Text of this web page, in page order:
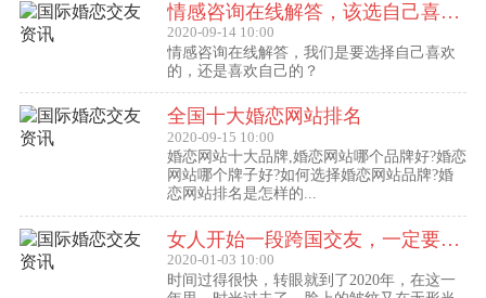
情感咨询在线解答，该选自己喜欢的,还是喜欢自己的？
2020-09-14 10:00
情感咨询在线解答，我们是要选择自己喜欢
的，还是喜欢自己的？
全国十大婚恋网站排名
2020-09-15 10:00
婚恋网站十大品牌,婚恋网站哪个品牌好?婚恋
网站哪个牌子好?如何选择婚恋网站品牌?婚
恋网站排名是怎样的...
女人开始一段跨国交友，一定要问自己这几个问题
2020-01-03 10:00
时间过得很快，转眼就到了2020年，在这一